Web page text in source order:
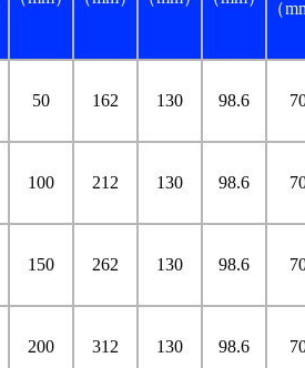
（
50 162 130 98.6
100 212 130 98.6
150 262 130 98.6
200 312 130 98.6